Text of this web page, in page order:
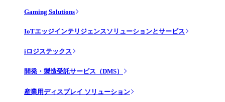
Gaming Solutions
IoTエッジインテリジェンスソリューションとサービス
iロジステックス
開発・製造受託サービス（DMS）
産業用ディスプレイ ソリューション